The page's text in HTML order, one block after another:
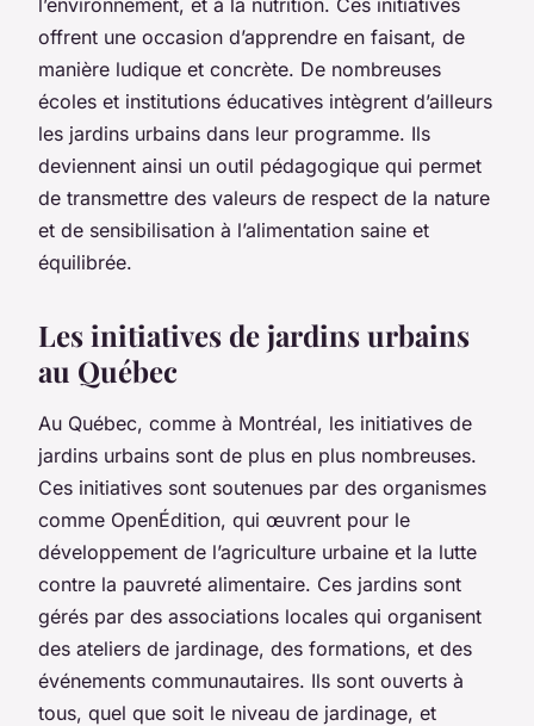
offrent une occasion d’apprendre en faisant, de
manière ludique et concrète. De nombreuses
écoles et institutions éducatives intègrent d’ailleurs
les jardins urbains dans leur programme. Ils
deviennent ainsi un outil pédagogique qui permet
de transmettre des valeurs de respect de la nature
et de sensibilisation à l’alimentation saine et
équilibrée.
Les initiatives de jardins urbains
au Québec
Au Québec, comme à Montréal, les initiatives de
jardins urbains sont de plus en plus nombreuses.
Ces initiatives sont soutenues par des organismes
comme OpenÉdition, qui œuvrent pour le
développement de l’agriculture urbaine et la lutte
contre la pauvreté alimentaire. Ces jardins sont
gérés par des associations locales qui organisent
des ateliers de jardinage, des formations, et des
événements communautaires. Ils sont ouverts à
tous, quel que soit le niveau de jardinage, et